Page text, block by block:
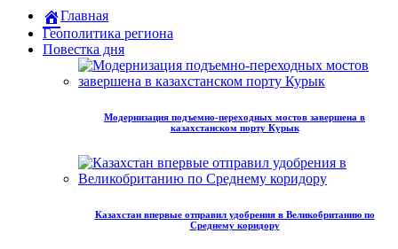
Главная
Геополитика региона
Повестка дня
Модернизация подъемно-переходных мостов завершена в
казахстанском порту Курык
Казахстан впервые отправил удобрения в Великобританию по
Среднему коридору